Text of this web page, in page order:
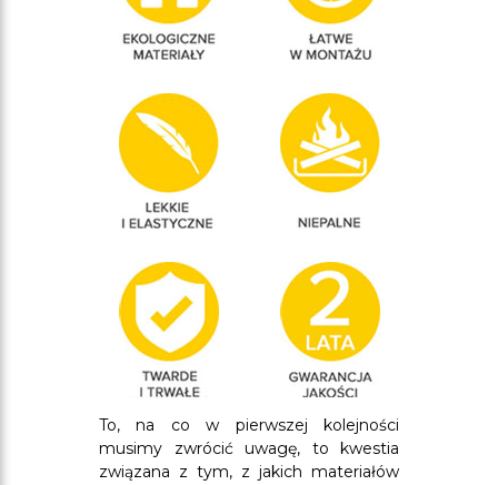
To, na co w pierwszej kolejności
musimy zwrócić uwagę, to kwestia
związana z tym, z jakich materiałów